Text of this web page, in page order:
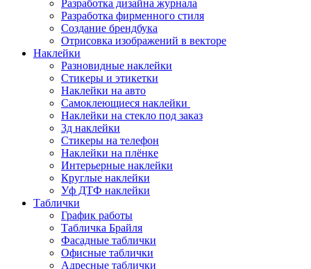
Разработка дизайна журнала
Разработка фирменного стиля
Создание брендбука
Отрисовка изображений в векторе
Наклейки
Разновидные наклейки
Стикеры и этикетки
Наклейки на авто
Самоклеющиеся наклейки
Наклейки на стекло под заказ
3д наклейки
Cтикеры на телефон
Наклейки на плёнке
Интерьерные наклейки
Круглые наклейки
Уф ДТФ наклейки
Таблички
График работы
Табличка Брайля
Фасадные таблички
Офисные таблички
Адресные таблички